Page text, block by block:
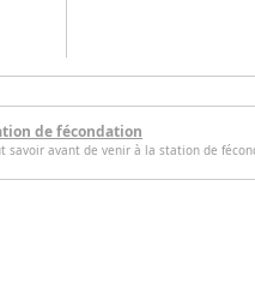
de fécondation
savoir avant de venir à la station de